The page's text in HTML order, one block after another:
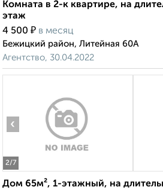
Комната в 2-к квартире, на
этаж
4 500 ₽ в месяц
Бежицкий район, Литейная 60А
Агентство, 30.04.2022
2/7
‹
Дом 65м², 1-этажный, на